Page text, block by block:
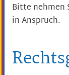
Bitte nehmen
in Anspruch.